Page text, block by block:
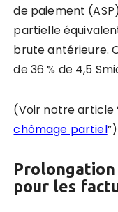
de paiement
partielle
brute antérieure.
de 36 % de 4,5
(Voir notre article
chômage partiel”)
pour les